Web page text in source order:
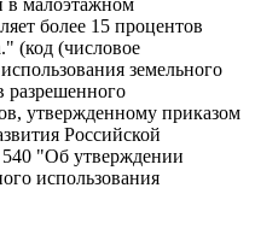
в малоэтажном
более 15 процентов
(код (числовое
земельного
разрешенного
утвержденному приказом
Российской
"Об утверждении
использования